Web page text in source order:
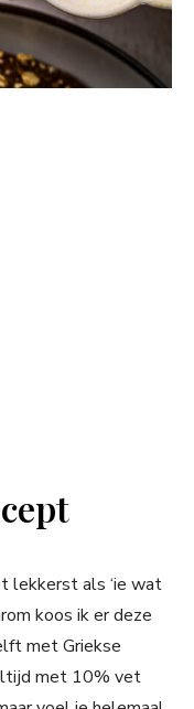
lekkerst als ‘ie wat
koos ik er deze
met Griekse
met 10% vet